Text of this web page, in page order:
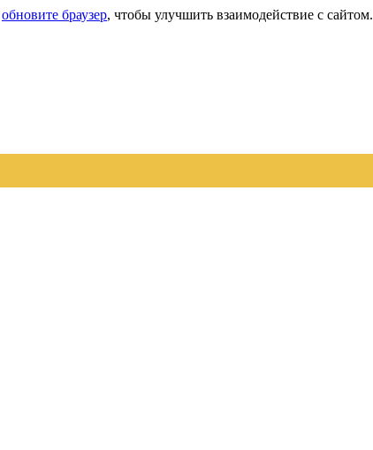
обновите браузер, чтобы улучшить взаимодействие с сайтом.